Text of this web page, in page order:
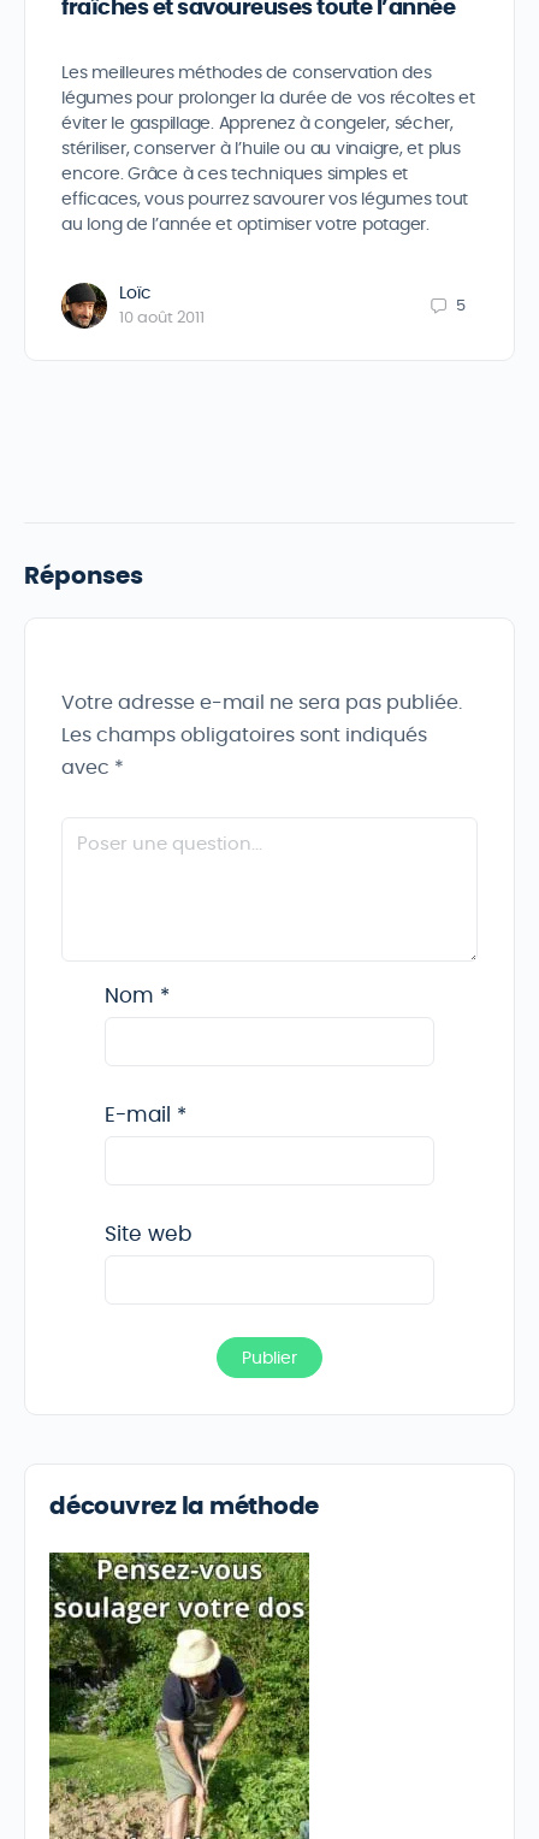
fraîches et savoureuses toute l’année
Les meilleures méthodes de conservation des
légumes pour prolonger la durée de vos récoltes et
éviter le gaspillage. Apprenez à congeler, sécher,
stériliser, conserver à l’huile ou au vinaigre, et plus
encore. Grâce à ces techniques simples et
efficaces, vous pourrez savourer vos légumes tout
au long de l’année et optimiser votre potager.
Loïc
10 août 2011
5
Réponses
Votre adresse e-mail ne sera pas publiée.
Les champs obligatoires sont indiqués
avec *
Nom *
E-mail *
Site web
découvrez la méthode